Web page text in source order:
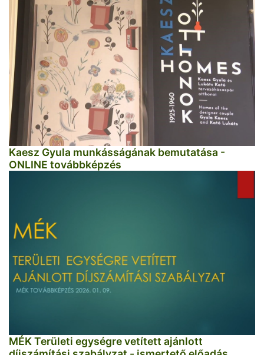
Kaesz Gyula munkásságának bemutatása -
ONLINE továbbképzés
MÉK Területi egységre vetített ajánlott